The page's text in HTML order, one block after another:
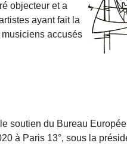
objecteur et a
ayant fait la
accusés
soutien du Bureau
à Paris 13°, sous la